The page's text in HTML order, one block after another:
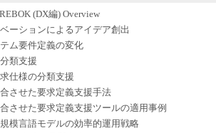
(DX編) Overview
ーションによるアイデア創出
ム要件定義の変化
類支援
仕様の分類支援
させた要求定義支援手法
させた要求定義支援ツールの適用事例
模言語モデルの効率的運用戦略